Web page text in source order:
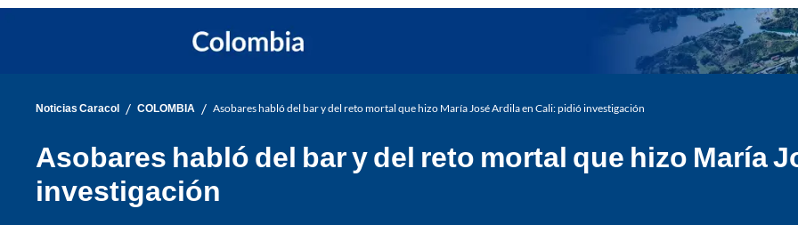
Noticias Caracol / COLOMBIA / Asobares habló del bar y del reto mortal que hizo María José Ardila en Cali: pidió investigación
Asobares habló del bar y del reto mortal que hizo María
investigación